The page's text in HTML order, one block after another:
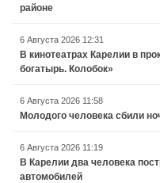
районе
6 Августа 2026 12:31
В кинотеатрах Карелии в
богатырь. Колобок»
6 Августа 2026 11:58
Молодого человека сбили
6 Августа 2026 11:19
В Карелии два человека
автомобилей